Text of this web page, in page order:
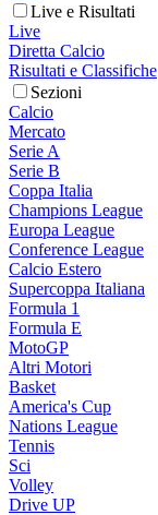
Live e Risultati
Live
Diretta Calcio
Risultati e Classifiche
Sezioni
Calcio
Mercato
Serie A
Serie B
Coppa Italia
Champions League
Europa League
Conference League
Calcio Estero
Supercoppa Italiana
Formula 1
Formula E
MotoGP
Altri Motori
Basket
America's Cup
Nations League
Tennis
Sci
Volley
Drive UP